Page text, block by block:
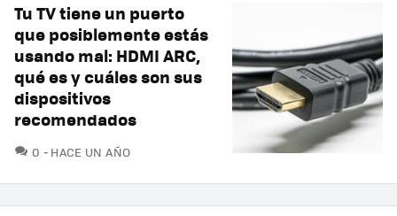
Tu TV tiene un puerto
que posiblemente estás
usando mal: HDMI ARC,
qué es y cuáles son sus
dispositivos
recomendados
0 COMENTARIOS
HACE UN AÑO